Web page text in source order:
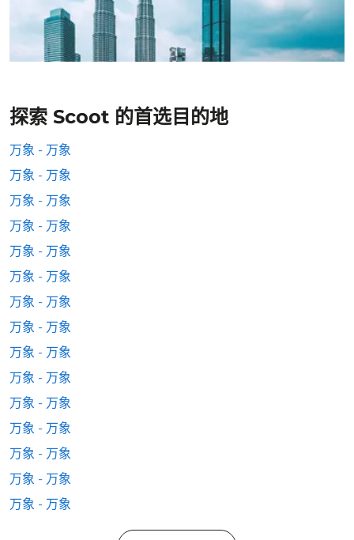
探索 Scoot 的首选目的地
万象 - 万象
万象 - 万象
万象 - 万象
万象 - 万象
万象 - 万象
万象 - 万象
万象 - 万象
万象 - 万象
万象 - 万象
万象 - 万象
万象 - 万象
万象 - 万象
万象 - 万象
万象 - 万象
万象 - 万象